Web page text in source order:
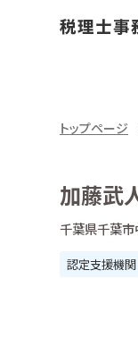
トップページ
加藤武
千葉県千葉市
認定支援機関